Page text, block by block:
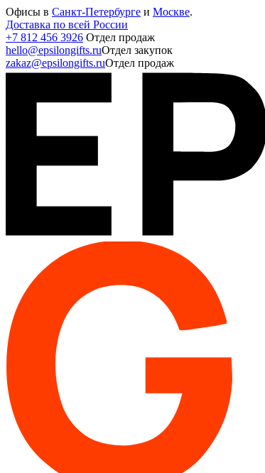
Офисы в Санкт-Петербурге и Москве.
Доставка по всей России
+7 812 456 3926 Отдел продаж
hello@epsilongifts.ruОтдел закупок
zakaz@epsilongifts.ruОтдел продаж